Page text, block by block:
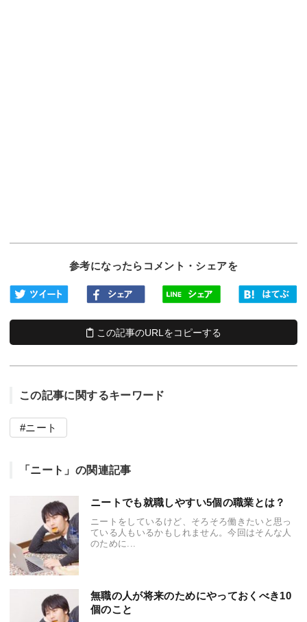
参考になったらコメント・シェアを
この記事のURLをコピーする
この記事に関するキーワード
ニート
「ニート」の関連記事
ニートでも就職しやすい5個の職業とは？
ニートをしているけど、そろそろ働きたいと思っ
ている人もいるかもしれません。今回はそんな人
のために...
無職の人が将来のためにやっておくべき10
個のこと